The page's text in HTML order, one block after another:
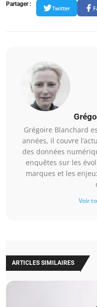
Partager :
Twitter
Grégoire Blanchard
années, il couvre
des données
enquêtes sur les
marques et les
Voir
ARTICLES SIMILAIRES